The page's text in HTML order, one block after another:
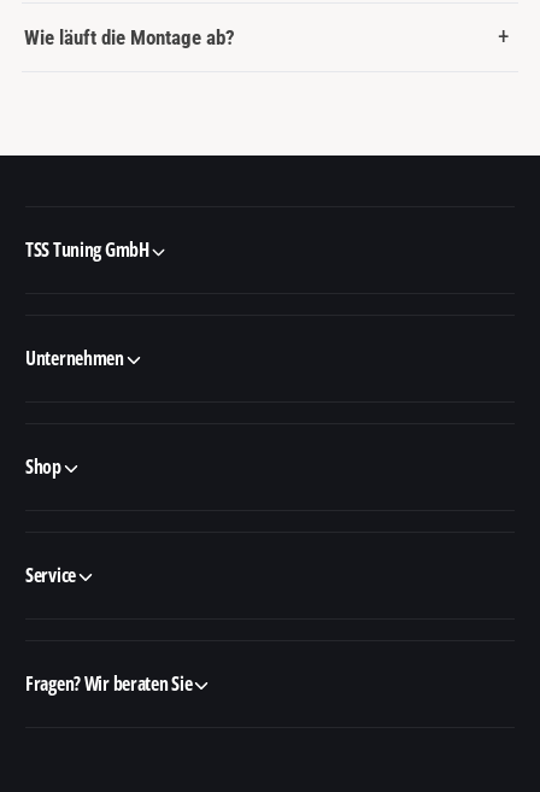
Wie läuft die Montage ab?
TSS Tuning GmbH
Unternehmen
Shop
Service
Fragen? Wir beraten Sie